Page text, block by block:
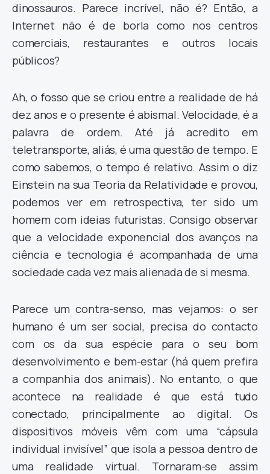
dinossauros. Parece incrível, não é? Então, a
Internet não é de borla como nos centros
comerciais, restaurantes e outros locais
públicos?
Ah, o fosso que se criou entre a realidade de há
dez anos e o presente é abismal. Velocidade, é a
palavra de ordem. Até já acredito em
teletransporte, aliás, é uma questão de tempo. E
como sabemos, o tempo é relativo. Assim o diz
Einstein na sua Teoria da Relatividade e provou,
podemos ver em retrospectiva, ter sido um
homem com ideias futuristas. Consigo observar
que a velocidade exponencial dos avanços na
ciência e tecnologia é acompanhada de uma
sociedade cada vez mais alienada de si mesma.
Parece um contra-senso, mas vejamos: o ser
humano é um ser social, precisa do contacto
com os da sua espécie para o seu bom
desenvolvimento e bem-estar (há quem prefira
a companhia dos animais). No entanto, o que
acontece na realidade é que está tudo
conectado, principalmente ao digital. Os
dispositivos móveis vêm com uma “cápsula
individual invisível” que isola a pessoa dentro de
uma realidade virtual. Tornaram-se assim